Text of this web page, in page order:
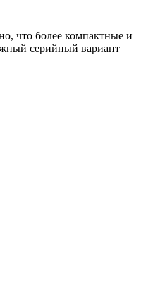
что более компактные и
серийный вариант